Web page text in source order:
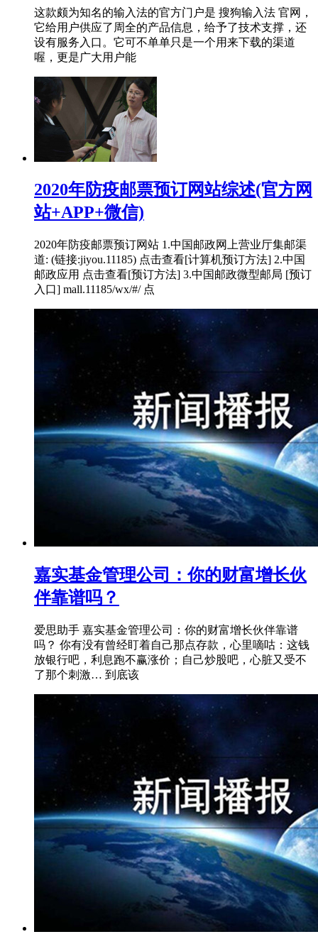
这款颇为知名的输入法的官方门户是 搜狗输入法 官网，
它给用户供应了周全的产品信息，给予了技术支撑，还
设有服务入口。它可不单单只是一个用来下载的渠道
喔，更是广大用户能
2020年防疫邮票预订网站综述(官方网
站+APP+微信)
2020年防疫邮票预订网站 1.中国邮政网上营业厅集邮渠
道: (链接:jiyou.11185) 点击查看[计算机预订方法] 2.中国
邮政应用 点击查看[预订方法] 3.中国邮政微型邮局 [预订
入口] mall.11185/wx/#/ 点
嘉实基金管理公司：你的财富增长伙
伴靠谱吗？
爱思助手 嘉实基金管理公司：你的财富增长伙伴靠谱
吗？ 你有没有曾经盯着自己那点存款，心里嘀咕：这钱
放银行吧，利息跑不赢涨价；自己炒股吧，心脏又受不
了那个刺激… 到底该